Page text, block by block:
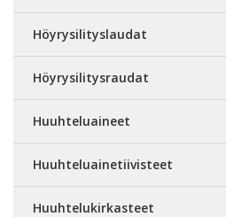
Höyrysilityslaudat
Höyrysilitysraudat
Huuhteluaineet
Huuhteluainetiivisteet
Huuhtelukirkasteet